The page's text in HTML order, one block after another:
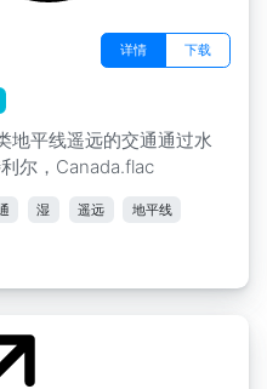
详情 下载
地平线遥远的交通通过水
尔，Canada.flac
湿 遥远 地平线